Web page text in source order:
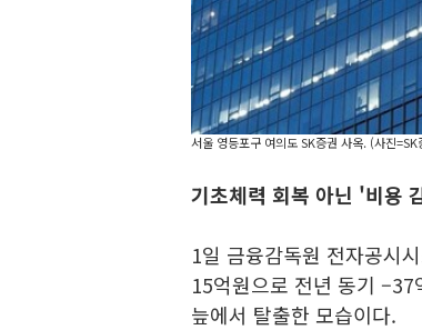
서울 영등포구 여의도 SK증권 사옥. (사진=SK
기초체력 회복 아닌 '비용
1일 금융감독원 전자공시
15억원으로 전년 동기
늪에서 탈출한 모습이다.